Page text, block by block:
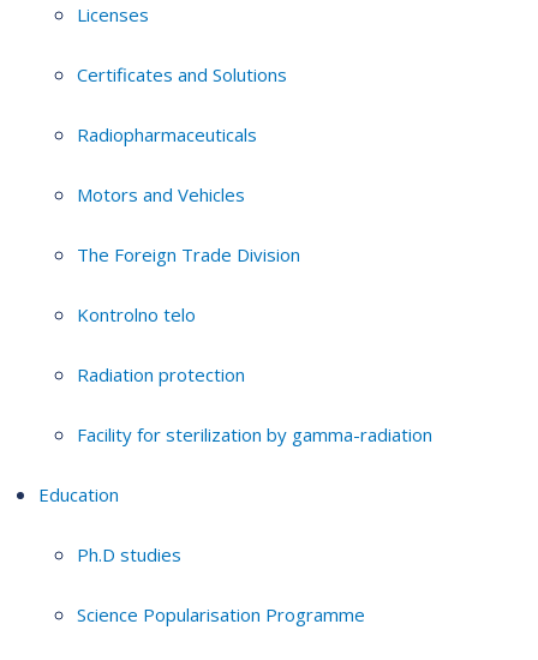
Licenses
Certificates and Solutions
Radiopharmaceuticals
Motors and Vehicles
The Foreign Trade Division
Kontrolno telo
Radiation protection
Facility for sterilization by gamma-radiation
Education
Ph.D studies
Science Popularisation Programme